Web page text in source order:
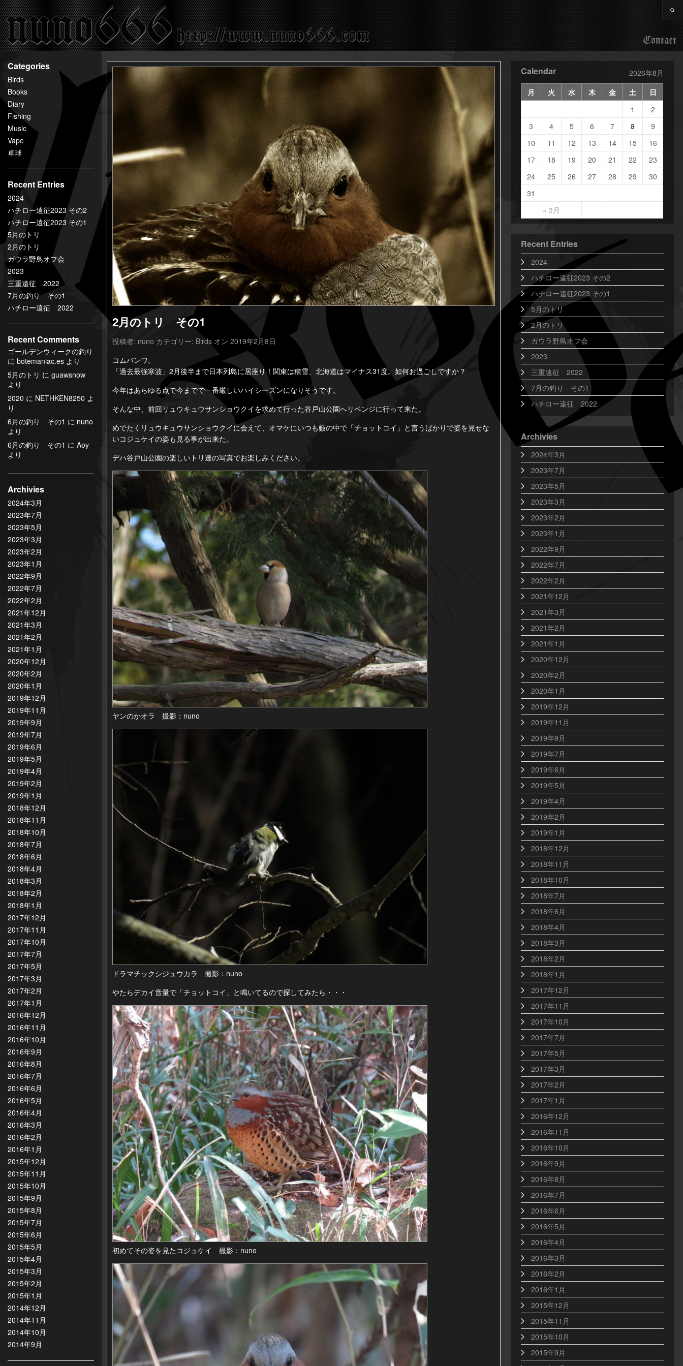
nuno666
百
鬼
夜
行
Categories
Birds
Books
Diary
Fishing
Music
Vape
卓球
Recent Entries
2024
ハチロー遠征2023 その2
ハチロー遠征2023 その1
5月のトリ
2月のトリ
ガウラ野鳥オフ会
2023
三重遠征 2022
7月の釣り その1
ハチロー遠征 2022
Recent Comments
ゴールデンウィークの釣り
に botemaniac.es より
5月のトリ に guawsnow
より
2020 に NETHKEN8250 よ
り
6月の釣り その1 に nuno
より
6月の釣り その1 に Aoy
より
Archivies
2024年3月
2023年7月
2023年5月
2023年3月
2023年2月
2023年1月
2022年9月
2022年7月
2022年2月
2021年12月
2021年3月
2021年2月
2021年1月
2020年12月
2020年2月
2020年1月
2019年12月
2019年11月
2019年9月
2019年7月
2019年6月
2019年5月
2019年4月
2019年2月
2019年1月
2018年12月
2018年11月
2018年10月
2018年7月
2018年6月
2018年4月
2018年3月
2018年2月
2018年1月
2017年12月
2017年11月
2017年10月
2017年7月
2017年5月
2017年3月
2017年2月
2017年1月
2016年12月
2016年11月
2016年10月
2016年9月
2016年8月
2016年7月
2016年6月
2016年5月
2016年4月
2016年3月
2016年2月
2016年1月
2015年12月
2015年11月
2015年10月
2015年9月
2015年8月
2015年7月
2015年6月
2015年5月
2015年4月
2015年3月
2015年2月
2015年1月
2014年12月
2014年11月
2014年10月
2014年9月
2月のトリ その1
投稿者: nuno カテゴリー: Birds オン 2019年2月8日
コムバンワ。
「過去最強寒波」2月後半まで日本列島に居座り！関東は積雪、北海道はマイナス31度。如何お過ごしですか？
今年はあらゆる点で今までで一番厳しいハイシーズンになりそうです。
そんな中、前回リュウキュウサンショウクイを求めて行った谷戸山公園へリベンジに行って来た。
めでたくリュウキュウサンショウクイに会えて、オマケにいつも藪の中で「チョットコイ」と言うばかりで姿を見せな
いコジュケイの姿も見る事が出来た。
デハ谷戸山公園の楽しいトリ達の写真でお楽しみください。
ヤンのかオラ 撮影：nuno
ドラマチックシジュウカラ 撮影：nuno
やたらデカイ音量で「チョットコイ」と鳴いてるので探してみたら・・・
初めてその姿を見たコジュケイ 撮影：nuno
Calendar
2026年8月
月
火 水 木 金 土 日
« 3月
1
2
3
4 5 6 7 8
9
10
11 12 13 14 15
16
17
18 19 20 21 22
23
24
25 26 27 28 29
30
31
Recent Entries
2024
ハチロー遠征2023 その2
ハチロー遠征2023 その1
5月のトリ
2月のトリ
ガウラ野鳥オフ会
2023
三重遠征 2022
7月の釣り その1
ハチロー遠征 2022
Archivies
2024年3月
2023年7月
2023年5月
2023年3月
2023年2月
2023年1月
2022年9月
2022年7月
2022年2月
2021年12月
2021年3月
2021年2月
2021年1月
2020年12月
2020年2月
2020年1月
2019年12月
2019年11月
2019年9月
2019年7月
2019年6月
2019年5月
2019年4月
2019年2月
2019年1月
2018年12月
2018年11月
2018年10月
2018年7月
2018年6月
2018年4月
2018年3月
2018年2月
2018年1月
2017年12月
2017年11月
2017年10月
2017年7月
2017年5月
2017年3月
2017年2月
2017年1月
2016年12月
2016年11月
2016年10月
2016年9月
2016年8月
2016年7月
2016年6月
2016年5月
2016年4月
2016年3月
2016年2月
2016年1月
2015年12月
2015年11月
2015年10月
2015年9月